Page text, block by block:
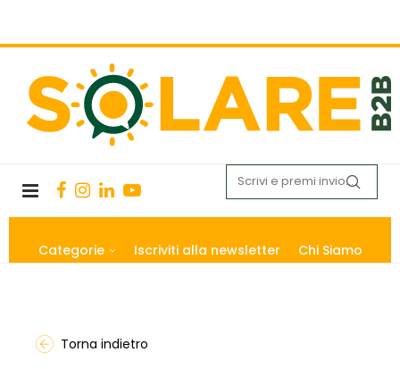
Categorie Iscriviti alla newsletter Chi Siamo
Torna indietro